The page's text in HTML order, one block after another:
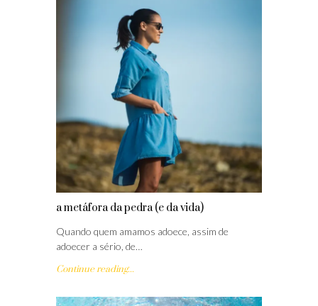
a metáfora da pedra (e da vida)
Quando quem amamos adoece, assim de
adoecer a sério, de…
Continue reading...